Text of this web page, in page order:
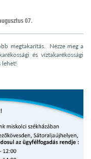
07.
megtakarítás. Nézze meg a
és víztakarékossági
lehet!